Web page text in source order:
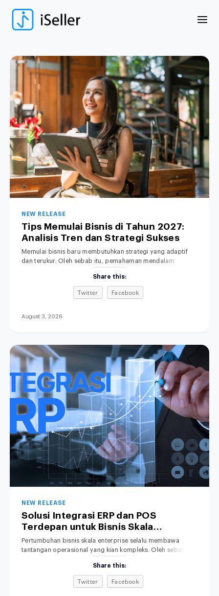
NEW RELEASE
Tips Memulai Bisnis di Tahun 2027:
Analisis Tren dan Strategi Sukses
Memulai bisnis baru membutuhkan strategi yang adaptif
dan terukur. Oleh sebab itu, pemahaman mendalam
yang sangat penting. Di era transformasi digital ini,
dinamika persaingan pasar berkembang dengan sangat
pesat. Akibatnya, metode bisnis lama yang serba manual
konsumen terhadap kecepatan dan kemudahan
Share this:
Twitter Facebook
August 3, 2026
NEW RELEASE
Solusi Integrasi ERP dan POS
Terdepan untuk Bisnis Skala
Enterprise
Pertumbuhan bisnis skala enterprise selalu membawa
tantangan operasional yang kian kompleks. Oleh sebab itu,
mutlak. Namun, sistem kasir di toko fisik sering kali berjalan
terpisah dari sistem Enterprise Resource Planning (ERP) di
kantor pusat. Akibatnya, tim manajemen terpaksa
Share this:
Twitter Facebook